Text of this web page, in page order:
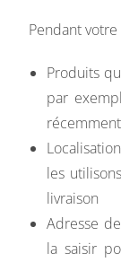
Pendant
Produits
par
les
livraison
Adresse
la saisir